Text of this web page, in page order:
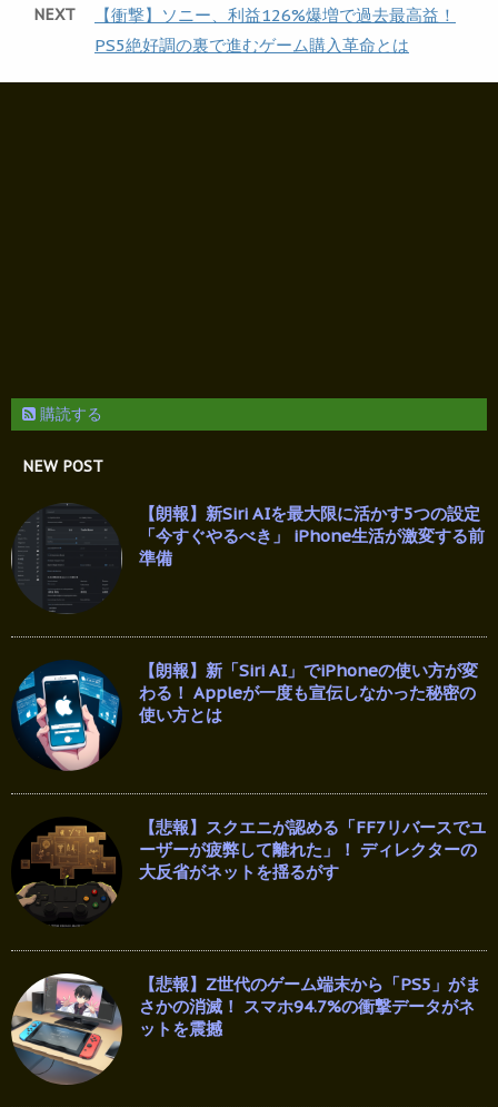
NEXT
【衝撃】ソニー、利益126%爆増で過去最高益！
PS5絶好調の裏で進むゲーム購入革命とは
購読する
NEW POST
【朗報】新Siri AIを最大限に活かす5つの設定
「今すぐやるべき」 iPhone生活が激変する前
準備
【朗報】新「Siri AI」でiPhoneの使い方が変
わる！ Appleが一度も宣伝しなかった秘密の
使い方とは
【悲報】スクエニが認める「FF7リバースでユ
ーザーが疲弊して離れた」！ ディレクターの
大反省がネットを揺るがす
【悲報】Z世代のゲーム端末から「PS5」がま
さかの消滅！ スマホ94.7%の衝撃データがネ
ットを震撼